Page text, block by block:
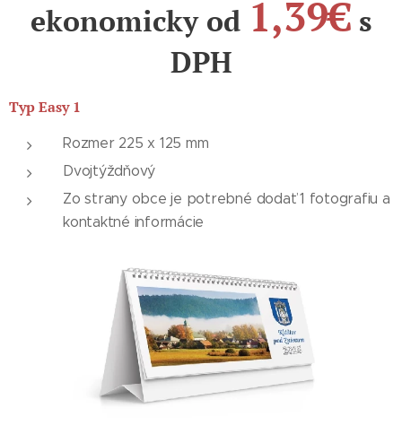
ekonomicky od 1,39€ s
DPH
Typ Easy 1
Rozmer 225 x 125 mm
Dvojtýždňový
Zo strany obce je potrebné dodať 1 fotografiu a
kontaktné informácie